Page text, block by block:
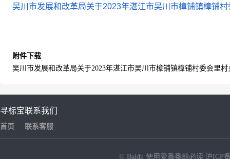
吴川市发展和改革局关于2023年湛江市吴川市樟铺镇樟铺
附件下载
吴川市发展和改革局关于2023年湛江市吴川市樟铺镇樟铺村委会里
寻标宝
首页
联系我们
联系客服
© Baidu 使用爱番番前必读 沪ICP